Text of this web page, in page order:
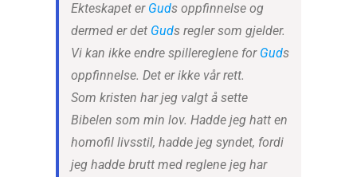
Ekteskapet er Guds oppfinnelse og
dermed er det Guds regler som gjelder.
Vi kan ikke endre spillereglene for Guds
oppfinnelse. Det er ikke vår rett.
Som kristen har jeg valgt å sette
Bibelen som min lov. Hadde jeg hatt en
homofil livsstil, hadde jeg syndet, fordi
jeg hadde brutt med reglene jeg har